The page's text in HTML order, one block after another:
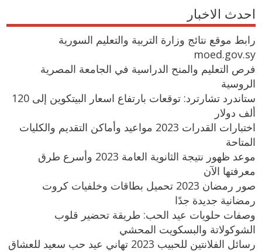
احدث الاخبار
رابط موقع نتائج وزارة التربية والتعليم السورية
moed.gov.sy
فرص التعليم والمنح الدراسية في الجامعة المصرية
الروسية
ستاندرد تشارترد: توقعات بارتفاع اسعار البيتكوين إلى 120
ألف دولار
اختبارات القدرات 2023 مواعيد وأماكن التقديم والكليات
المتاحة
موعد ظهور نتيجة الثانوية العامة 2023 وأسرع طرق
معرفتها الآن
صور رمضان 2023 تحميل بطاقات وخلفيات كروت
رمضانية جديدة جدًا
وصفات حلويات عيد الحب: طريقة تحضير قلوب
الشوكولاتة والبسكويت المحشي
رسائل الفلانتين للحبيب 2023 تهاني عيد حب سعيد للعشاق